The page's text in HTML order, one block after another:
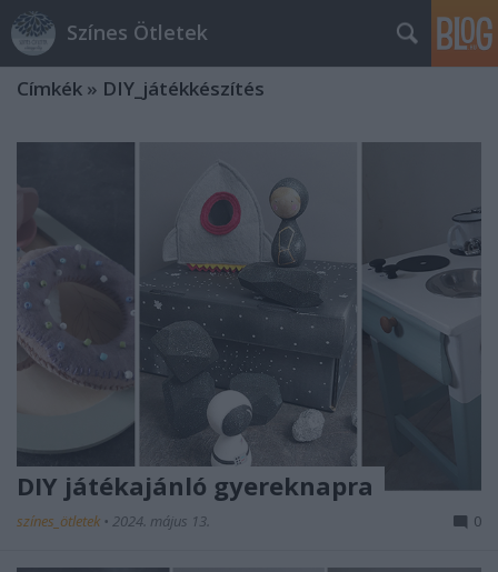
Színes Ötletek
Címkék » DIY_játékkészítés
DIY játékajánló gyereknapra
színes_ötletek • 2024. május 13. 0